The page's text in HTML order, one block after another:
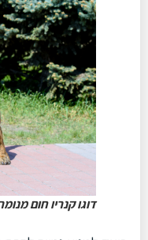
דוגו קנריו חום מנומר – LADOG – אילוף כלבים מקצועי